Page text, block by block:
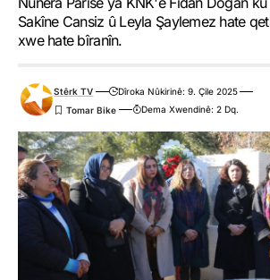
Sakîne Cansiz û Leyla Şaylemez hate
xwe hate bîranîn.
Stêrk TV
Dîroka Nûkirinê: 9. Çile 2025
Dema Xwendinê: 2 Dq.